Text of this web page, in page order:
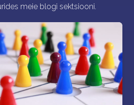
meie blogi sektsiooni.